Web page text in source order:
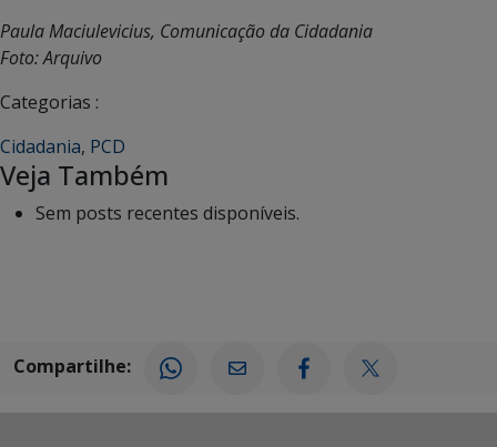
Paula Maciulevicius, Comunicação da Cidadania
Foto: Arquivo
Categorias :
Cidadania, PCD
Veja Também
Sem posts recentes disponíveis.
Compartilhe: